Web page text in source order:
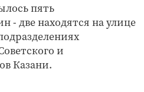
пять
- две находятся на улице
и
Казани.